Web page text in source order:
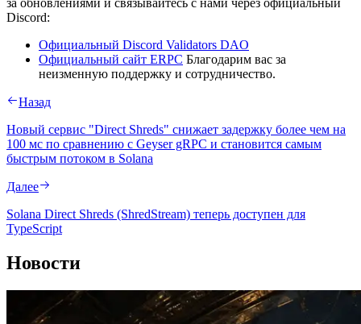
за обновлениями и связывайтесь с нами через официальный
Discord:
Официальный Discord Validators DAO
Официальный сайт ERPC Благодарим вас за
неизменную поддержку и сотрудничество.
Назад
Новый сервис "Direct Shreds" снижает задержку более чем на
100 мс по сравнению с Geyser gRPC и становится самым
быстрым потоком в Solana
Далее
Solana Direct Shreds (ShredStream) теперь доступен для
TypeScript
Новости